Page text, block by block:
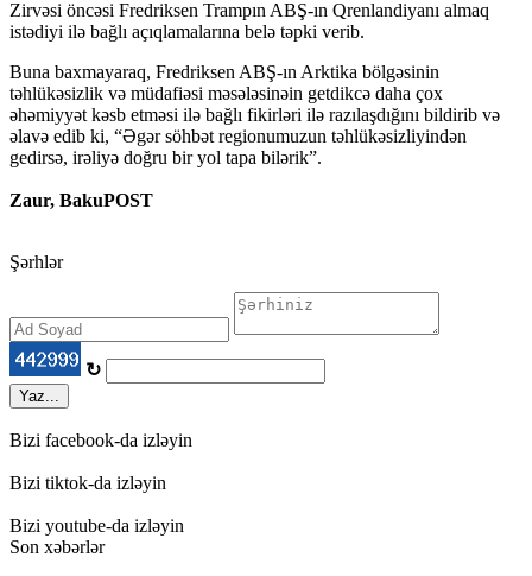
Zirvəsi öncəsi Fredriksen Trampın ABŞ-ın Qrenlandiyanı almaq
istədiyi ilə bağlı açıqlamalarına belə təpki verib.
Buna baxmayaraq, Fredriksen ABŞ-ın Arktika bölgəsinin
təhlükəsizlik və müdafiəsi məsələsinəin getdikcə daha çox
əhəmiyyət kəsb etməsi ilə bağlı fikirləri ilə razılaşdığını bildirib və
əlavə edib ki, “Əgər söhbət regionumuzun təhlükəsizliyindən
gedirsə, irəliyə doğru bir yol tapa bilərik”.
Zaur, BakuPOST
Şərhlər
↻
Yaz...
Bizi facebook-da izləyin
Bizi tiktok-da izləyin
Bizi youtube-da izləyin
Son xəbərlər